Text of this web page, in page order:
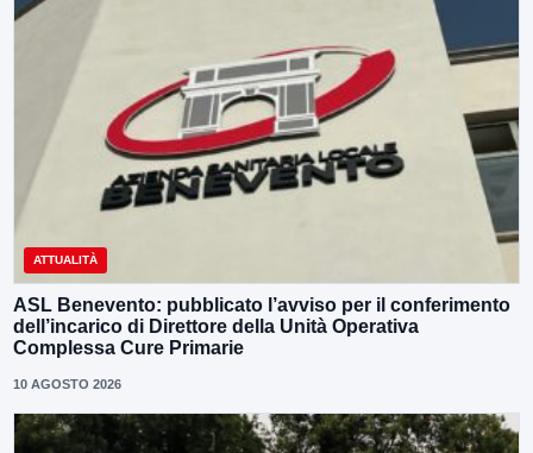
ATTUALITÀ
ASL Benevento: pubblicato l’avviso per il conferimento
dell’incarico di Direttore della Unità Operativa
Complessa Cure Primarie
10 AGOSTO 2026